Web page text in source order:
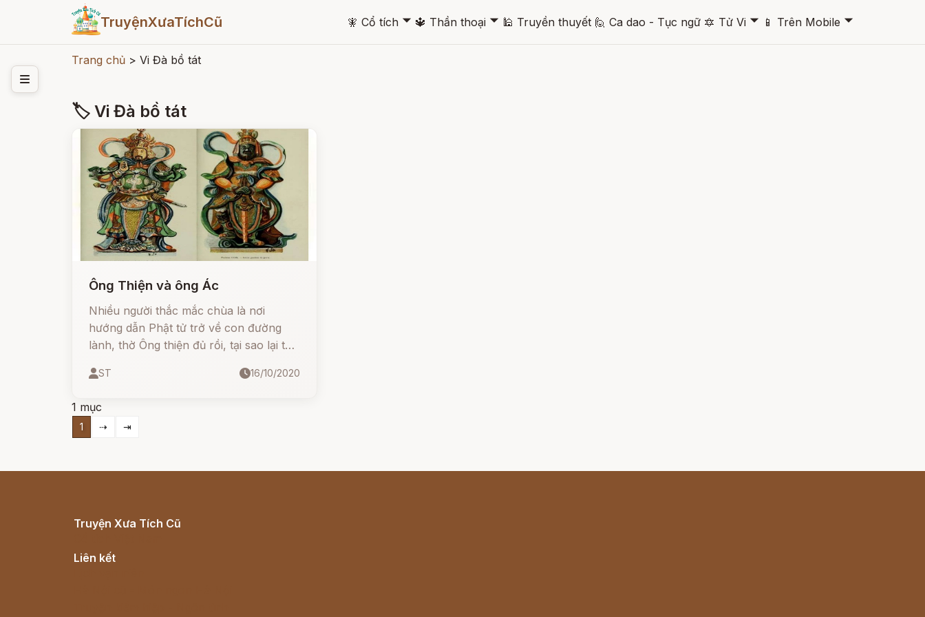
TruyệnXưaTíchCũ 🧚 Cổ tích 🞃 🔱 Thần thoại 🞃 🕌 Truyền thuyết 🙋 Ca dao - Tục ngữ 🔯 Tử Vi 🞃 📱 Trên Mobile 🞃
Trang chủ > Vi Đà bồ tát
🏷 Vi Đà bồ tát
Ông Thiện và ông Ác
Nhiều người thắc mắc chùa là nơi
hướng dẫn Phật tử trở về con đường
lành, thờ Ông thiện đủ rồi, tại sao lại thờ
ST 16/10/2020
1 mục
1 ⇢ ⇥
Truyện Xưa Tích Cũ
Liên kết